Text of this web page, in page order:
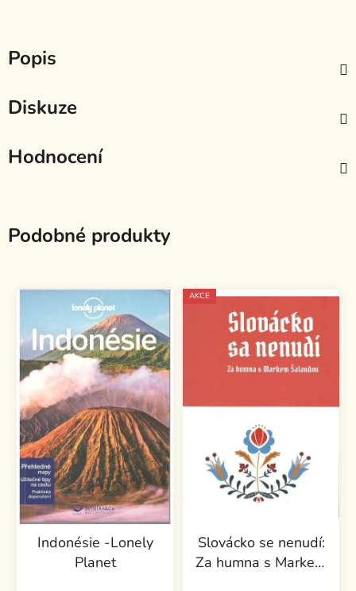
Popis
Diskuze
Hodnocení
Podobné produkty
Indonésie -Lonely
Planet
AKCE
Slovácko se nenudí:
Za humna s Markem